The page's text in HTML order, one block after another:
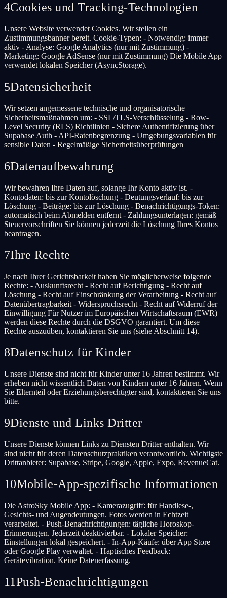
4Cookies und Tracking-Technologien
Unsere Website verwendet Cookies. Wir stellen ein
Zustimmungsbanner bereit. Cookie-Typen: - Notwendig: immer
aktiv - Analyse: Google Analytics (nur mit Zustimmung) -
Marketing: Google AdSense (nur mit Zustimmung) Die Mobile App
verwendet lokalen Speicher (AsyncStorage).
5Datensicherheit
Wir setzen angemessene technische und organisatorische
Sicherheitsmaßnahmen um: - SSL/TLS-Verschlüsselung - Row-
Level Security (RLS) Richtlinien - Sichere Authentifizierung über
Supabase Auth - API-Ratenbegrenzung - Umgebungsvariablen für
sensible Daten - Regelmäßige Sicherheitsüberprüfungen
6Datenaufbewahrung
Wir bewahren Ihre Daten auf, solange Ihr Konto aktiv ist. -
Kontodaten: bis zur Kontolöschung - Deutungsverlauf: bis zur
Löschung - Beiträge: bis zur Löschung - Benachrichtigungs-Token:
automatisch beim Abmelden entfernt - Zahlungsunterlagen: gemäß
Steuervorschriften Sie können jederzeit die Löschung Ihres Kontos
beantragen.
7Ihre Rechte
Je nach Ihrer Gerichtsbarkeit haben Sie möglicherweise folgende
Rechte: - Auskunftsrecht - Recht auf Berichtigung - Recht auf
Löschung - Recht auf Einschränkung der Verarbeitung - Recht auf
Datenübertragbarkeit - Widerspruchsrecht - Recht auf Widerruf der
Einwilligung Für Nutzer im Europäischen Wirtschaftsraum (EWR)
werden diese Rechte durch die DSGVO garantiert. Um diese
Rechte auszuüben, kontaktieren Sie uns (siehe Abschnitt 14).
8Datenschutz für Kinder
Unsere Dienste sind nicht für Kinder unter 16 Jahren bestimmt. Wir
erheben nicht wissentlich Daten von Kindern unter 16 Jahren. Wenn
Sie Elternteil oder Erziehungsberechtigter sind, kontaktieren Sie uns
bitte.
9Dienste und Links Dritter
Unsere Dienste können Links zu Diensten Dritter enthalten. Wir
sind nicht für deren Datenschutzpraktiken verantwortlich. Wichtigste
Drittanbieter: Supabase, Stripe, Google, Apple, Expo, RevenueCat.
10Mobile-App-spezifische Informationen
Die AstroSky Mobile App: - Kamerazugriff: für Handlese-,
Gesichts- und Augendeutungen. Fotos werden in Echtzeit
verarbeitet. - Push-Benachrichtigungen: tägliche Horoskop-
Erinnerungen. Jederzeit deaktivierbar. - Lokaler Speicher:
Einstellungen lokal gespeichert. - In-App-Käufe: über App Store
oder Google Play verwaltet. - Haptisches Feedback:
Gerätevibration. Keine Datenerfassung.
11Push-Benachrichtigungen